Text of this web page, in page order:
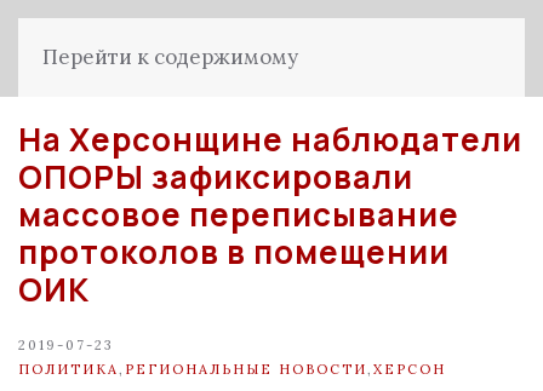
Перейти к содержимому
На Херсонщине наблюдатели
ОПОРЫ зафиксировали
массовое переписывание
протоколов в помещении
ОИК
2019-07-23
ПОЛИТИКА
РЕГИОНАЛЬНЫЕ НОВОСТИ ХЕРСОН